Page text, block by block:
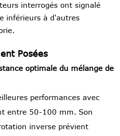
interrogés ont signalé
inférieurs à d'autres
Posées
optimale du mélange de
performances avec
entre 50-100 mm. Son
inverse prévient